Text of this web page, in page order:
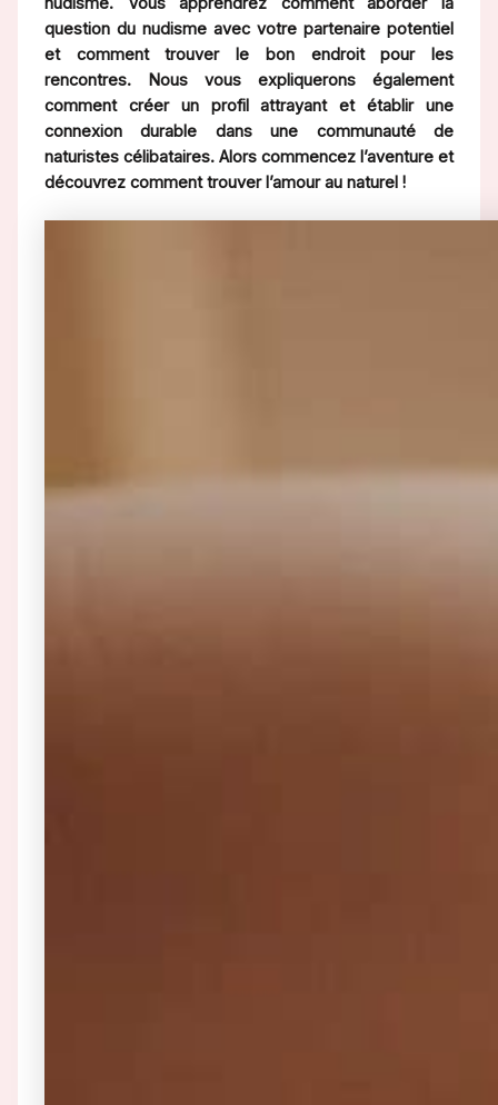
question du nudisme avec votre partenaire potentiel
et comment trouver le bon endroit pour les
rencontres. Nous vous expliquerons également
comment créer un profil attrayant et établir une
connexion durable dans une communauté de
naturistes célibataires. Alors commencez l’aventure et
découvrez comment trouver l’amour au naturel !